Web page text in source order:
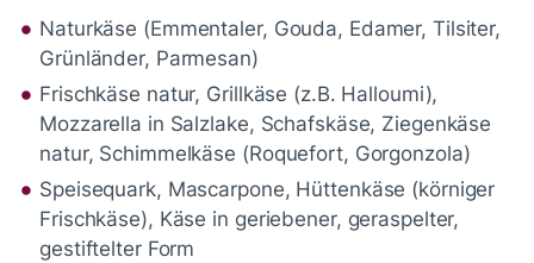
Naturkäse (Emmentaler, Gouda, Edamer, Tilsiter,
Grünländer, Parmesan)
Frischkäse natur, Grillkäse (z.B. Halloumi),
Mozzarella in Salzlake, Schafskäse, Ziegenkäse
natur, Schimmelkäse (Roquefort, Gorgonzola)
Speisequark, Mascarpone, Hüttenkäse (körniger
Frischkäse), Käse in geriebener, geraspelter,
gestiftelter Form